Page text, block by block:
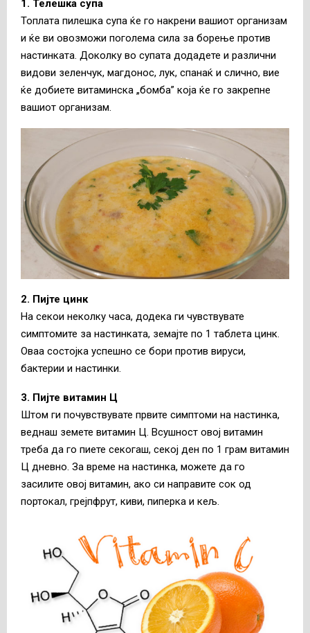
1. Телешка супа
Топлата пилешка супа ќе го накрени вашиот организам
и ќе ви овозможи поголема сила за борење против
настинката. Доколку во супата додадете и различни
видови зеленчук, магдонос, лук, спанаќ и слично, вие
ќе добиете витаминска „бомба” која ќе го закрепне
вашиот организам.
2. Пијте цинк
На секои неколку часа, додека ги чувствувате
симптомите за настинката, земајте по 1 таблета цинк.
Оваа состојка успешно се бори против вируси,
бактерии и настинки.
3. Пијте витамин Ц
Штом ги почувствувате првите симптоми на настинка,
веднаш земете витамин Ц. Всушност овој витамин
треба да го пиете секогаш, секој ден по 1 грам витамин
Ц дневно. За време на настинка, можете да го
засилите овој витамин, ако си направите сок од
портокал, грејпфрут, киви, пиперка и кељ.